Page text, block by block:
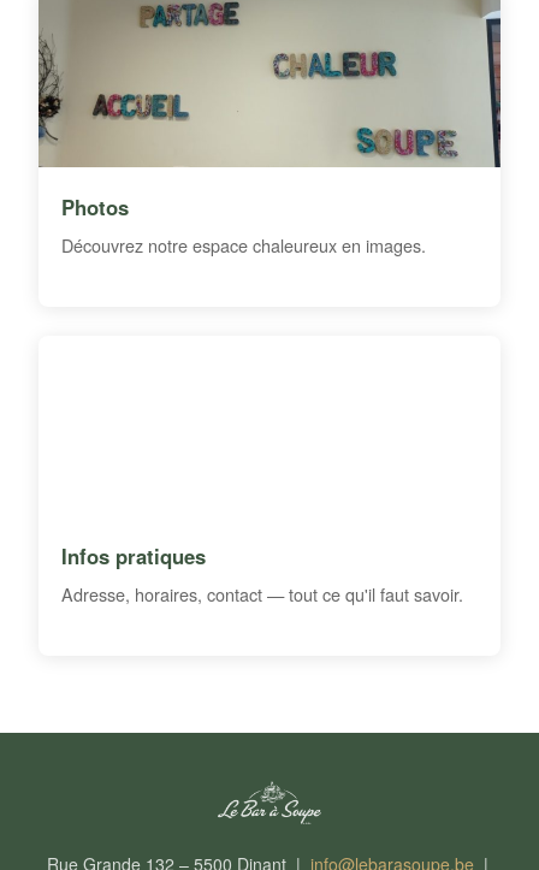
Photos
Découvrez notre espace chaleureux en images.
Infos pratiques
Adresse, horaires, contact — tout ce qu'il faut savoir.
Rue Grande 132 – 5500 Dinant | info@lebarasoupe.be|